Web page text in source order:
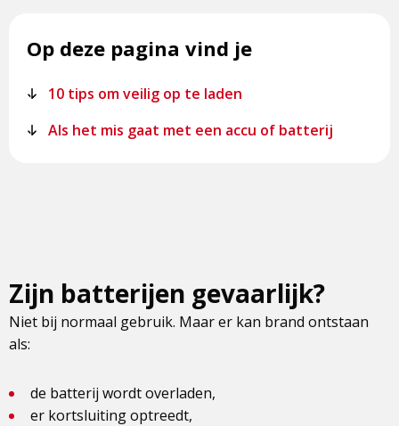
Op deze pagina vind je
10 tips om veilig op te laden
Als het mis gaat met een accu of batterij
Zijn batterijen gevaarlijk?
Niet bij normaal gebruik. Maar er kan brand ontstaan
als:
de batterij wordt overladen,
er kortsluiting optreedt,